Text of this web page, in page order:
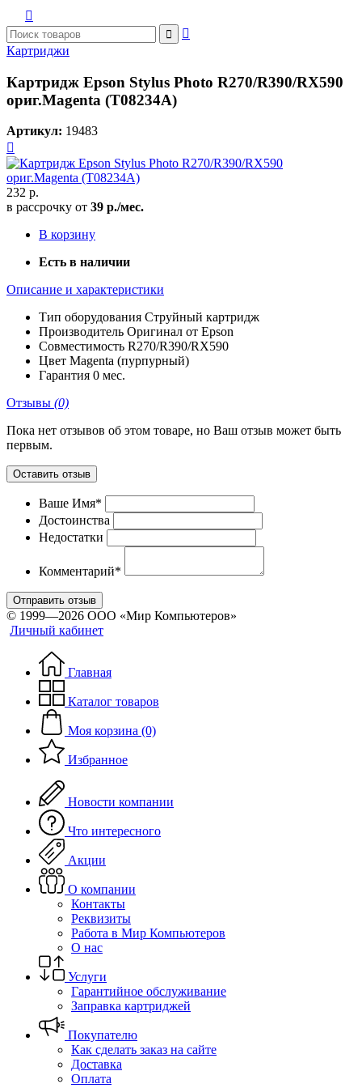



Картриджи
Картридж Epson Stylus Photo R270/R390/RX590
ориг.Magenta (T08234A)
Артикул: 19483

232 р.
в рассрочку от 39 р./мес.
В корзину
Есть в наличии
Описание и характеристики
Тип оборудования Струйный картридж
Производитель Оригинал от Epson
Совместимость R270/R390/RX590
Цвет Magenta (пурпурный)
Гарантия 0 мес.
Отзывы (0)
Пока нет отзывов об этом товаре, но Ваш отзыв может быть
первым.
Оставить отзыв
Ваше Имя*
Достоинства
Недостатки
Комментарий*
Отправить отзыв
© 1999—2026 ООО «Мир Компьютеров»
Личный кабинет
Главная
Каталог товаров
Моя корзина (0)
Избранное
Новости компании
Что интересного
Акции
О компании
Контакты
Реквизиты
Работа в Мир Компьютеров
О нас
Услуги
Гарантийное обслуживание
Заправка картриджей
Покупателю
Как сделать заказ на сайте
Доставка
Оплата